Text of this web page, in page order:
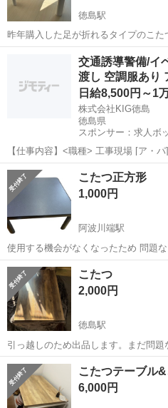
徳島駅
昨年購入した足が折れるタイプのこ
見た目なので、冬以外も使えます。
ないときはコンパクトに収納できま
天板に合わせて、こたつ掛布団と敷...
徳島駅 テーブ
交通誘導警備/イ
渡し 空調服あり
日給8,500円～1
株式会社KIG徳島
徳島県
スポンサー：求人ボ
【仕事内容】<職種> 工事現場 [ア・
警備員 <雇用形態> アルバイト・パー
～10,625円 交通費:一部支給 給与は働
GET! 今...
アルバイト・パート
こたつ正方形
1,000円
阿波川端駅
使用する機会がなくなったため 問題
方優先します😋
徳島 板野郡 阿波川端駅
こたつ
2,000円
徳島駅
引っ越しのため出品します。まだ問題
型番：MSU-501H ■購入時期：6年前
に伴う多少の傷や汚れあり（気になる方は
島市住吉）まで取...
徳島 徳島市 徳島駅 テーブ
こたつテーブル
6,000円